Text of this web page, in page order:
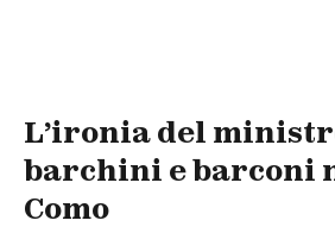
L’ironia del
barchini e barconi
Como